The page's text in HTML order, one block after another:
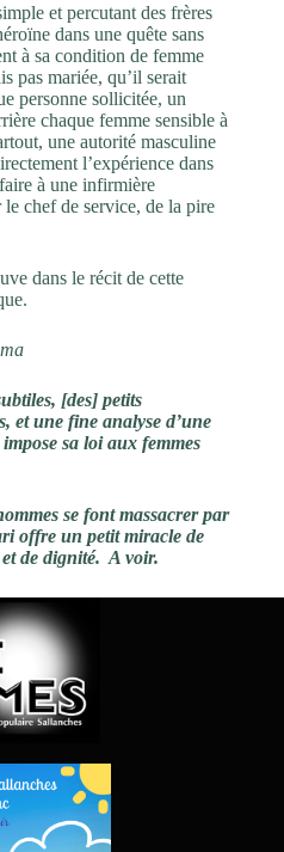
et percutant des frères
dans une quête sans
à sa condition de femme
pas mariée, qu’il serait
personne sollicitée, un
chaque femme sensible à
une autorité masculine
l’expérience dans
à une infirmière
chef de service, de la pire
dans le récit de cette
[des] petits
et une fine analyse d’une
sa loi aux femmes
se font massacrer par
offre un petit miracle de
de dignité. A voir.